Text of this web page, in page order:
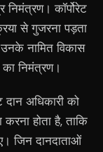
कॉर्पोरेट
से गुजरना पड़ता
नामित विकास
निमंत्रण।
दान अधिकारी को
होता है, ताकि
जिन दानदाताओं